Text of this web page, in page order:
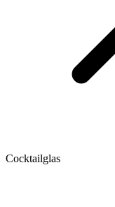
Cocktailglas